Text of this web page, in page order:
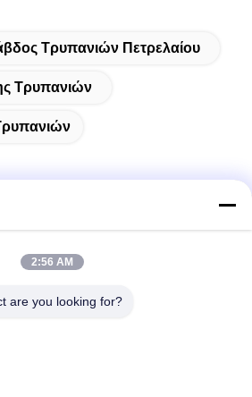
Τρυπανιών Πετρελαίου
Τρυπανιών
Xizhang, πόλη Wuxi, επαρχία
2:56 AM
are you looking for?